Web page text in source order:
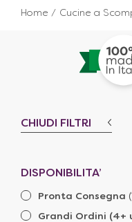
Home / Cucine a
CHIUDI FILTRI
DISPONIBILITA’
Pronta Consegna
Grandi Ordini (4+